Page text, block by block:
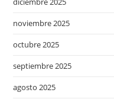
noviembre 2025
octubre 2025
septiembre 2025
agosto 2025